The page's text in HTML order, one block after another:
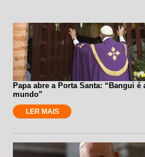
Papa abre a Porta Santa: “Bangui
mundo”
LER MAIS